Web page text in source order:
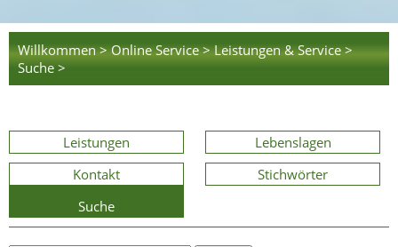
Willkommen > Online Service > Leistungen & Service >
Suche >
Leistungen
Lebenslagen
Kontakt
Stichwörter
Suche